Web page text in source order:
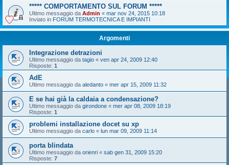
***** COMPORTAMENTO SUL FORUM *****
Ultimo messaggio da Admin « mar nov 24, 2015 10:18
Inviato in FORUM TERMOTECNICA E IMPIANTI
Argomenti
Integrazione detrazioni
Ultimo messaggio da tagio « ven apr 24, 2009 12:40
Risposte: 1
AdE
Ultimo messaggio da aledanto « mer apr 15, 2009 11:32
E se hai già la caldaia a condensazione?
Ultimo messaggio da girondone « mer apr 08, 2009 18:19
Risposte: 1
problemi installazione docet su xp
Ultimo messaggio da carlo « lun mar 09, 2009 11:14
porta blindata
Ultimo messaggio da orienri « sab gen 31, 2009 15:20
Risposte: 7